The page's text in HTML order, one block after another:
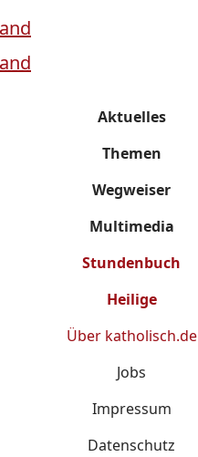
Aktuelles
Themen
Wegweiser
Multimedia
Stundenbuch
Heilige
Über katholisch.de
Jobs
Impressum
Datenschutz